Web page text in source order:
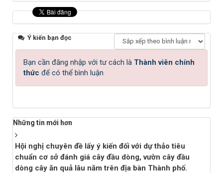
Ý kiến bạn đọc
Bạn cần đăng nhập với tư cách là Thành viên chính
thức để có thể bình luận
Những tin mới hơn
Hội nghị chuyên đề lấy ý kiến đối với dự thảo tiêu
chuẩn cơ sở đánh giá cây đầu dòng, vườn cây đầu
dòng cây ăn quả lâu năm trên địa bàn Thành phố.